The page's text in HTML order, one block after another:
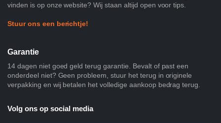
vinden is op onze website? Wij staan altijd open voor tips.
Stuur ons een berichtje!
Garantie
14 dagen niet goed geld terug garantie. Bevalt of past een
onderdeel niet? Geen probleem, stuur het terug in originele
verpakking en wij betalen het volledige aankoop bedrag terug.
Volg ons op social media